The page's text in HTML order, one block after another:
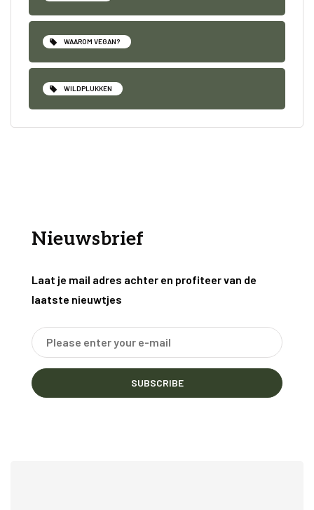
WAAROM VEGAN?
WILDPLUKKEN
Nieuwsbrief
Laat je mail adres achter en profiteer van de
laatste nieuwtjes
SUBSCRIBE